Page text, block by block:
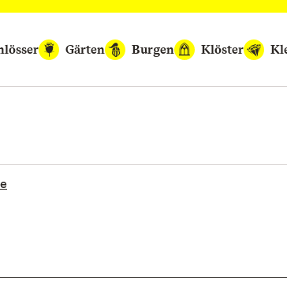
Gärten Burgen Klöster